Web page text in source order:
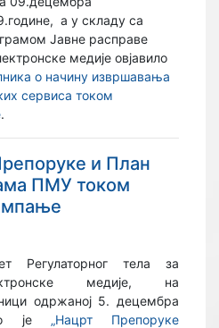
а у складу са
Јавне расправе
медије овјавило
о начину извршавања
сервиса током
.
и План
ПМУ током
Регулаторног тела за
медије, на
одржаној 5. децембра
је „Нацрт Препоруке